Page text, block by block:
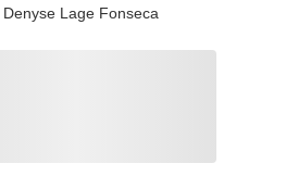
Denyse Lage Fonseca